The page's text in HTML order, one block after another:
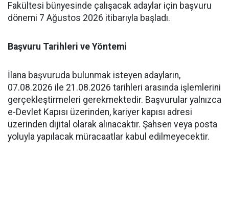
Fakültesi bünyesinde çalışacak adaylar için başvuru
dönemi 7 Ağustos 2026 itibarıyla başladı.
Başvuru Tarihleri ve Yöntemi
İlana başvuruda bulunmak isteyen adayların,
07.08.2026 ile 21.08.2026 tarihleri arasında işlemlerini
gerçekleştirmeleri gerekmektedir. Başvurular yalnızca
e-Devlet Kapısı üzerinden, kariyer kapısı adresi
üzerinden dijital olarak alınacaktır. Şahsen veya posta
yoluyla yapılacak müracaatlar kabul edilmeyecektir.